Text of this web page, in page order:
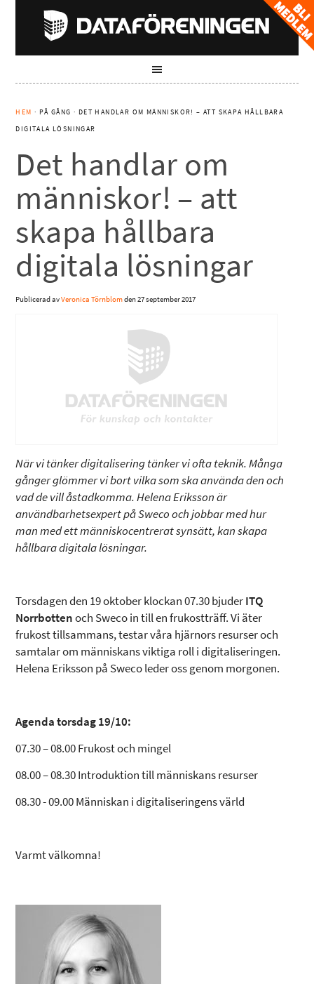
HEM · PÅ GÅNG · DET HANDLAR OM MÄNNISKOR! – ATT SKAPA HÅLLBARA
DIGITALA LÖSNINGAR
Det handlar om
människor! – att
skapa hållbara
digitala lösningar
Publicerad avVeronica Törnblomden27 september 2017
När vi tänker digitalisering tänker vi ofta teknik. Många
gånger glömmer vi bort vilka som ska använda den och
vad de vill åstadkomma. Helena Eriksson är
användbarhetsexpert på Sweco och jobbar med hur
man med ett människocentrerat synsätt, kan skapa
hållbara digitala lösningar.
Torsdagen den 19 oktober klockan 07.30 bjuderITQ
Norrbottenoch Sweco in till en frukostträff. Vi äter
frukost tillsammans, testar våra hjärnors resurser och
samtalar om människans viktiga roll i digitaliseringen.
Helena Eriksson på Sweco leder oss genom morgonen.
Agenda torsdag 19/10:
07.30 – 08.00 Frukost och mingel
08.00 – 08.30 Introduktion till människans resurser
08.30 - 09.00 Människan i digitaliseringens värld
Varmt välkomna!